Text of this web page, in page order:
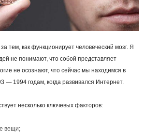
тем, как функционирует человеческий мозг. Я
не понимают, что собой представляет
не осознают, что сейчас мы находимся в
— 1994 годам, когда развивался Интернет.
несколько ключевых факторов:
вещи;